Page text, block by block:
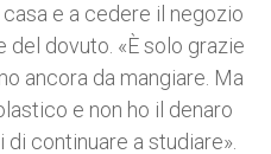
e a cedere il negozio
dovuto. «È solo grazie
ancora da mangiare. Ma
e non ho il denaro
continuare a studiare».